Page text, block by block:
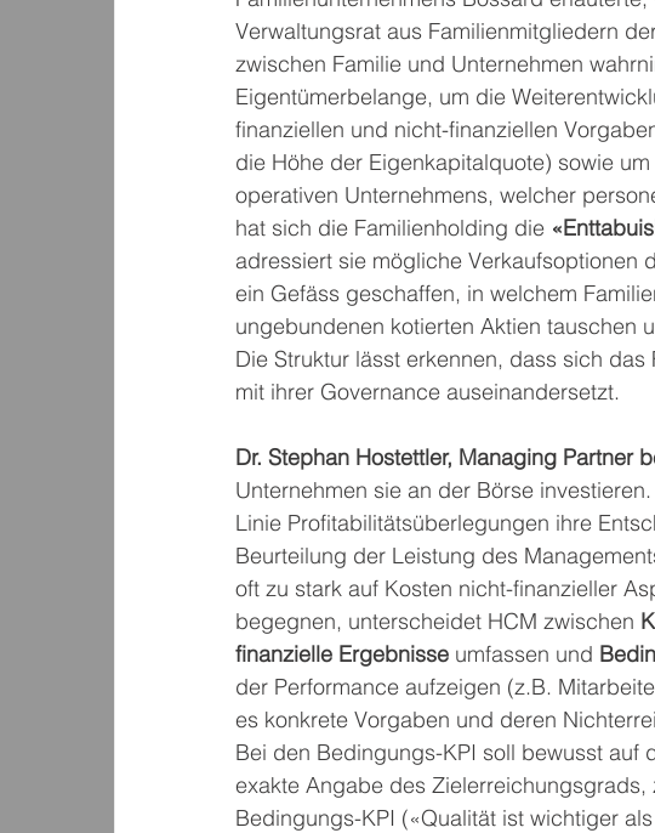
Verwaltungsrat aus Familienmitgliedern
zwischen Familie und Unternehmen
Eigentümerbelange, um die
finanziellen und nicht-finanziellen
die Höhe der Eigenkapitalquote) sowie
operativen Unternehmens, welcher
hat sich die Familienholding die
adressiert sie mögliche Verkaufsoptionen
ein Gefäss geschaffen, in welchem
ungebundenen kotierten Aktien tauschen
Die Struktur lässt erkennen, dass sich
mit ihrer Governance auseinandersetzt.
Dr. Stephan Hostettler, Managing Partner
Unternehmen sie an der Börse
Linie Profitabilitätsüberlegungen ihre
Beurteilung der Leistung des
oft zu stark auf Kosten nicht-finanzieller
begegnen, unterscheidet HCM zwischen
finanzielle Ergebnisse umfassen und
der Performance aufzeigen (z.B.
es konkrete Vorgaben und deren
Bei den Bedingungs-KPI soll bewusst auf
exakte Angabe des
Bedingungs-KPI («Qualität ist wichtiger